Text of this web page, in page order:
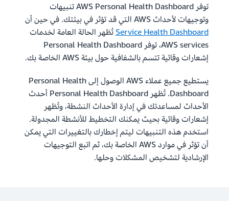
توفر AWS Personal Health Dashboard تنبيهات
وتوجيهات لأحداث AWS التي قد تؤثر في بيئتك. في حين أن
Service Health Dashboardتُظهر الحالة العامة لخدمات
AWS services، توفر Personal Health Dashboard
إشعارات وقائية تتسم بالشفافية حول بيئة AWS الخاصة بك.
يستطيع جميع عملاء AWS الوصول إلى Personal Health
Dashboard. تُظهر Personal Health Dashboard أحدث
الأحداث لمساعدتك في إدارة الأحداث النشطة، وتُظهر
إشعارات وقائية بحيث يمكنك التخطيط للأنشطة المجدولة.
استخدم هذه التنبيهات ليتم إخطارك بالتغييرات التي يمكن
أن تؤثر في موارد AWS الخاصة بك، ثم اتبع التوجيهات
الإرشادية لتشخيص المشكلات وحلها.